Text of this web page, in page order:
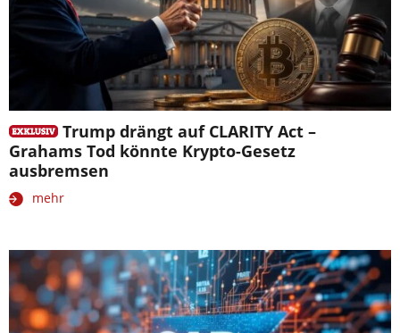
Trump drängt auf CLARITY Act –
Grahams Tod könnte Krypto-Gesetz
ausbremsen
mehr